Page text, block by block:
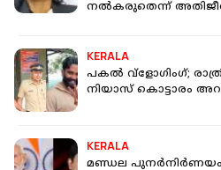
നൽകരുതെന്ന്
KERALA
പകല്‍ വ്‌ളോഗിംഗ്;
നിയാസ് കൊട്ടാരം
KERALA
മണ്ഡല പുനര്‍നിര്‍ണയം: